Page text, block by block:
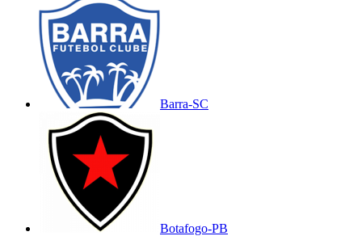
Barra-SC
Botafogo-PB